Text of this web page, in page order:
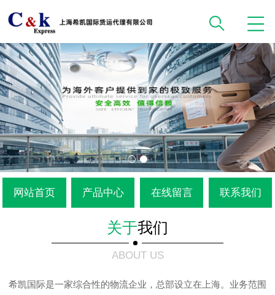
网站首页 产品中心 在线留言 联系我们
关于我们
ABOUT US
希凯国际是一家综合性的物流企业，总部设立在上海。业务范围